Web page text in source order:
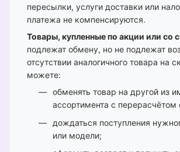
пересылки, услуги доставки или
платежа не компенсируются.
Товары, купленные по акции или со
подлежат обмену, но не подлежат
отсутствии аналогичного товара на
можете:
обменять товар на другой из
ассортимента с перерасчётом
дождаться поступления
или модели;